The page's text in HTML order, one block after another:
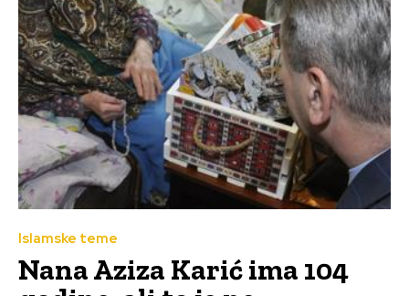
Islamske teme
Nana Aziza Karić ima 104